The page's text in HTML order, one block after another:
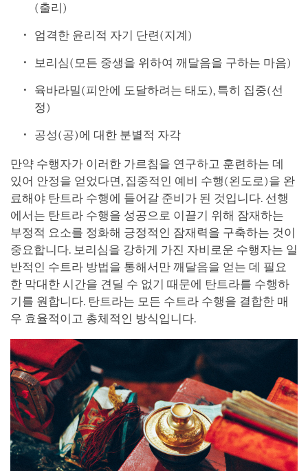
(출리)
엄격한 윤리적 자기 단련(지계)
보리심(모든 중생을 위하여 깨달음을 구하는 마음)
육바라밀(피안에 도달하려는 태도), 특히 집중(선
정)
공성(공)에 대한 분별적 자각
만약 수행자가 이러한 가르침을 연구하고 훈련하는 데
있어 안정을 얻었다면, 집중적인 예비 수행(왼도로)을 완
료해야 탄트라 수행에 들어갈 준비가 된 것입니다. 선행
에서는 탄트라 수행을 성공으로 이끌기 위해 잠재하는
부정적 요소를 정화해 긍정적인 잠재력을 구축하는 것이
중요합니다. 보리심을 강하게 가진 자비로운 수행자는 일
반적인 수트라 방법을 통해서만 깨달음을 얻는 데 필요
한 막대한 시간을 견딜 수 없기 때문에 탄트라를 수행하
기를 원합니다. 탄트라는 모든 수트라 수행을 결합한 매
우 효율적이고 총체적인 방식입니다.